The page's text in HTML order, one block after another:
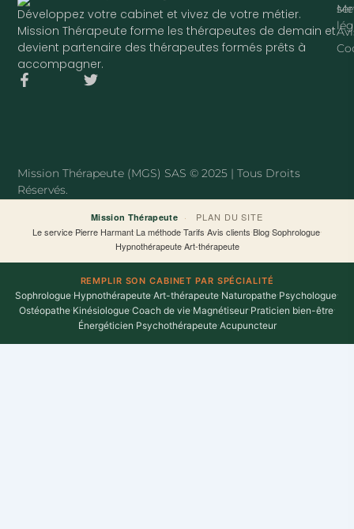
Développez votre cabinet et vivez de votre métier.
Mission Thérapeute forme les thérapeutes de demain et
devient partenaire des thérapeutes formés prêts à
accompagner.
F
k
-
T
Mission Thérapeute (MGS) SAS © 2025 | Tous Droits
Réservés.
Mission Thérapeute ·
PLAN DU SITE
Le service·Pierre Harmant·La méthode·Tarifs·Avis clients·Blog·Sophrologue·
Hypnothérapeute·Art-thérapeute
REMPLIR SON CABINET PAR SPÉCIALITÉ
Sophrologue·Hypnothérapeute·Art-thérapeute·Naturopathe·Psychologue·
Ostéopathe·Kinésiologue·Coach de vie·Magnétiseur·Praticien bien-être·
Énergéticien·Psychothérapeute·Acupuncteur